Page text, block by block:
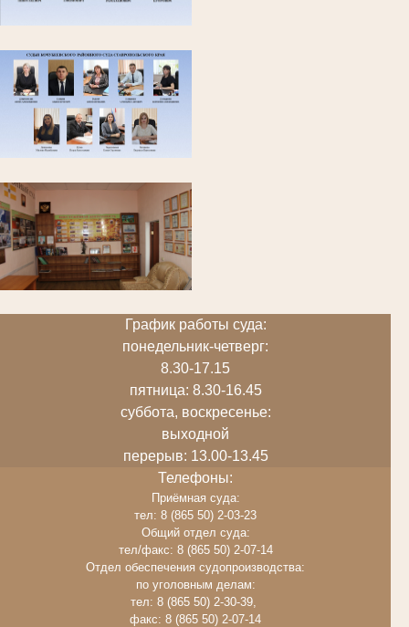
График работы суда:
понедельник-четверг:
8.30-17.15
пятница: 8.30-16.45
суббота, воскресенье:
выходной
перерыв: 13.00-13.45
Телефоны:
Приёмная суда:
тел: 8 (865 50) 2-03-23
Общий отдел суда:
тел/факс: 8 (865 50) 2-07-14
Отдел обеспечения судопроизводства:
по уголовным делам:
тел: 8 (865 50) 2-30-39,
факс: 8 (865 50) 2-07-14